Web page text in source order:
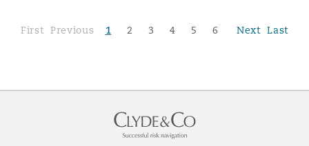
First Previous 1 2 3 4 5 6 Next Last